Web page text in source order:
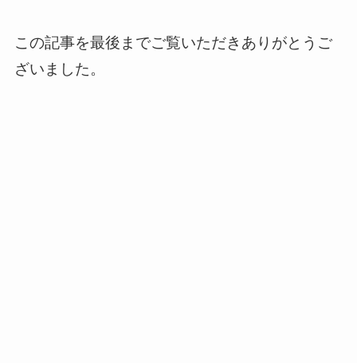
この記事を最後までご覧いただきありがとうご
ざいました。